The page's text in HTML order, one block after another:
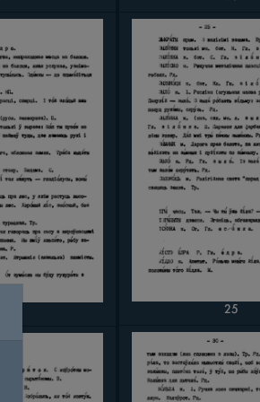
25